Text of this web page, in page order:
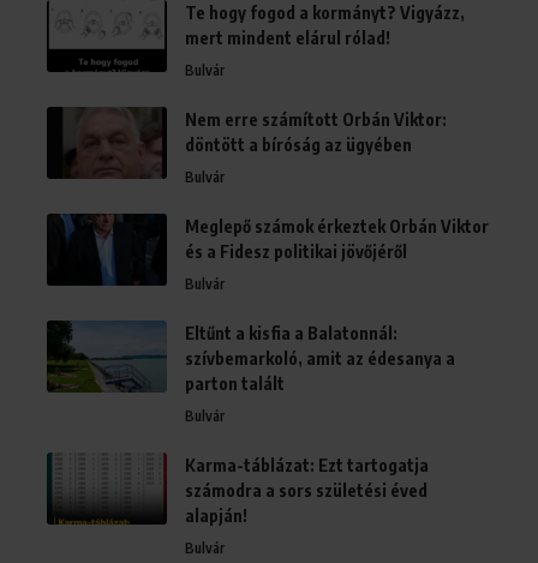
Te hogy fogod a kormányt? Vigyázz,
mert mindent elárul rólad!
Bulvár
Nem erre számított Orbán Viktor:
döntött a bíróság az ügyében
Bulvár
Meglepő számok érkeztek Orbán Viktor
és a Fidesz politikai jövőjéről
Bulvár
Eltűnt a kisfia a Balatonnál:
szívbemarkoló, amit az édesanya a
parton talált
Bulvár
Karma-táblázat: Ezt tartogatja
számodra a sors születési éved
alapján!
Bulvár